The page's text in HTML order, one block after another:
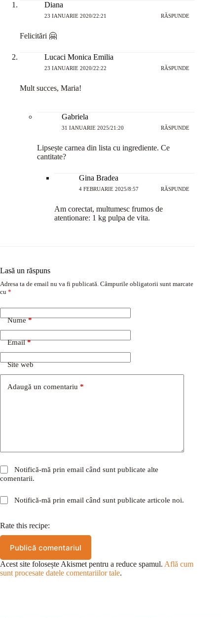
Diana
23 IANUARIE 2020/22:21 RĂSPUNDE
Felicitări 🤗
Lucaci Monica Emilia
23 IANUARIE 2020/22:22 RĂSPUNDE
Mult succes, Maria!
Gabriela
31 IANUARIE 2025/21:20 RĂSPUNDE
Lipsește carnea din lista cu ingrediente. Ce
cantitate?
Gina Bradea
4 FEBRUARIE 2025/8:57 RĂSPUNDE
Am corectat, multumesc frumos de
atentionare: 1 kg pulpa de vita.
Lasă un răspuns
Adresa ta de email nu va fi publicată. Câmpurile obligatorii sunt marcate
cu *
Nume*
Email*
Site web
Adaugă un comentariu *
Notifică-mă prin email când sunt publicate alte
comentarii.
Notifică-mă prin email când sunt publicate articole noi.
Rate this recipe:
Publică comentariul
Acest site folosește Akismet pentru a reduce spamul. Află cum
sunt procesate datele comentariilor tale.